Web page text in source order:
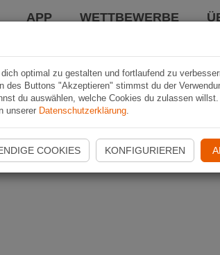
APP WETTBEWERBE
optimal zu gestalten und fortlaufend zu
des Buttons "Akzeptieren" stimmst du der
du auswählen, welche Cookies du zulassen
unserer Datenschutzerklärung.
COOKIES KONFIGURIEREN